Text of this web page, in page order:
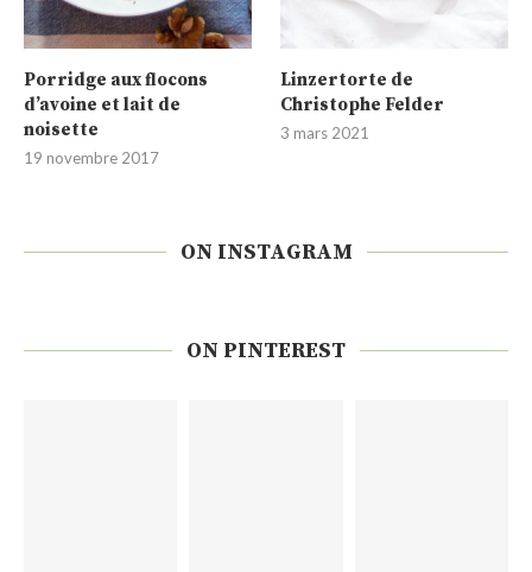
Porridge aux flocons
d’avoine et lait de
noisette
19 novembre 2017
Linzertorte de
Christophe Felder
3 mars 2021
ON INSTAGRAM
ON PINTEREST